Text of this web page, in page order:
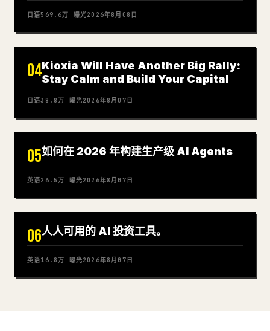
日语569.6万 曝光2026年8月08日
04Kioxia Will Have Another Big Rally:
Stay Calm and Build Your Capital
日语38.8万 曝光2026年8月07日
05如何在 2026 年构建生产级 AI Agents
英语26.5万 曝光2026年8月07日
06人人可用的 AI 投资工具。
英语16.8万 曝光2026年8月07日